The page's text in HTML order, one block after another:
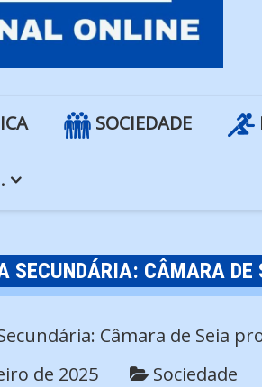
SOCIEDADE
SECUNDÁRIA: CÂMARA DE
de 2025 Sociedade